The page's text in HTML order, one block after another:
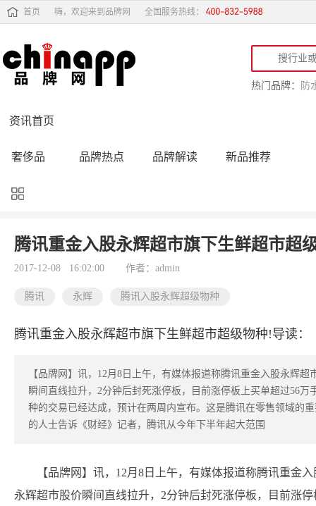
首页 嗨，欢迎来到品牌网 全国服务热线：
热门品牌： 防
资讯首页
奢侈品 品牌热点 品牌解读 新品推荐
品牌黑榜
品牌导购 专家点评 精彩点评
腾讯重金入股永辉超市旗下生鲜超市超
2017-12-08 16:02:00 作者：admin
腾讯 永辉 腾讯入股永辉超级物种
腾讯重金入股永辉超市旗下生鲜超市超级物种!导读：
【品牌网】讯，12月8日上午，有媒体报道称腾讯重金入股永辉
瞬间直线拉升，2分钟后封死涨停板，目前涨停板上买单超过56
种的交易已经达成，预计在两周内宣布。这是腾讯在零售领域的
的人士告诉《财经》记者，腾讯从今年下半年起大范围
【品牌网】讯，12月8日上午，有媒体报道称腾讯重金
永辉超市股价瞬间直线拉升，2分钟后封死涨停板，目前涨